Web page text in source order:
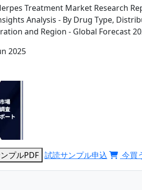
Treatment Market Research
Analysis - By Drug Type,
and Region - Global Forecast
2025
プルPDF 試読サンプル申込 今買